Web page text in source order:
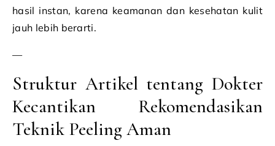
hasil instan, karena keamanan dan kesehatan kulit
jauh lebih berarti.
—
Struktur Artikel tentang Dokter
Kecantikan Rekomendasikan
Teknik Peeling Aman